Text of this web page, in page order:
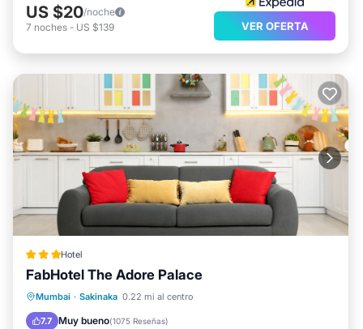
US $20/noche
7 noches - US $139 VER OFERTA
Hotel
FabHotel The Adore Palace
Mumbai · Sakinaka 0.22 mi al centro
7.7 Muy bueno(1075 Reseñas)
Desayuno
Aire acondicionado
Internet
Apto para niños